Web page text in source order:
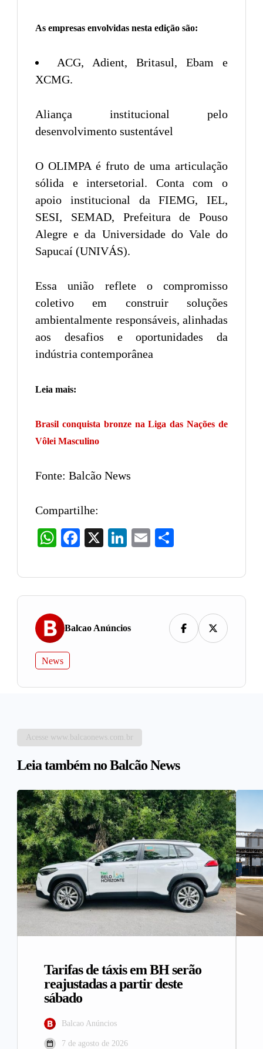
As empresas envolvidas nesta edição são:
ACG, Adient, Britasul, Ebam e
XCMG.
Aliança institucional pelo
desenvolvimento sustentável
O OLIMPA é fruto de uma articulação
sólida e intersetorial. Conta com o
apoio institucional da FIEMG, IEL,
SESI, SEMAD, Prefeitura de Pouso
Alegre e da Universidade do Vale do
Sapucaí (UNIVÁS).
Essa união reflete o compromisso
coletivo em construir soluções
ambientalmente responsáveis, alinhadas
aos desafios e oportunidades da
indústria contemporânea
Leia mais:
Brasil conquista bronze na Liga das Nações de
Vôlei Masculino
Fonte: Balcão News
Compartilhe:
WhatsAppFacebook LinkedIn
Email
Balcao Anúncios
News
Acesse www.balcaonews.com.br
Leia também no Balcão News
Tarifas de táxis em BH serão
reajustadas a partir deste
sábado
Balcao Anúncios
7 de agosto de 2026